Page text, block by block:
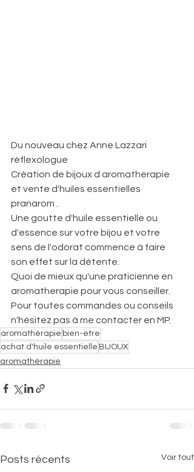
Du nouveau chez Anne Lazzari
réflexologue
Création de bijoux d aromatherapie
et vente d'huiles essentielles
pranarom .
Une goutte d'huile essentielle ou
d'essence sur votre bijou et votre
sens de l'odorat commence à faire
son effet sur la détente.
Quoi de mieux qu'une praticienne en
aromatherapie pour vous conseiller.
Pour toutes commandes ou conseils
n'hésitez pas à me contacter en MP.
aromathérapie bien-etre
achat d'huile essentielle BIJOUX
aromathérapie
Posts récents Voir tout